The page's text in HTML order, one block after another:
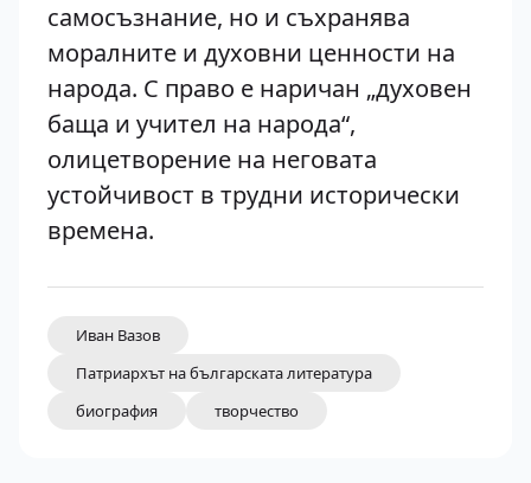
самосъзнание, но и съхранява
моралните и духовни ценности на
народа. С право е наричан „духовен
баща и учител на народа“,
олицетворение на неговата
устойчивост в трудни исторически
времена.
Иван Вазов
Патриархът на българската литература
биография
творчество